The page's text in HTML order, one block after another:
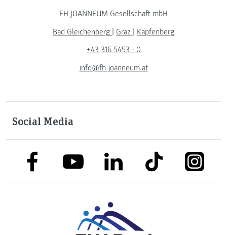
FH JOANNEUM Gesellschaft mbH
Bad Gleichenberg | Graz | Kapfenberg
+43 316 5453 - 0
info@fh-joanneum.at
Social Media
link to facebooklink to youtubelink to linkedinlink to tiktok link to